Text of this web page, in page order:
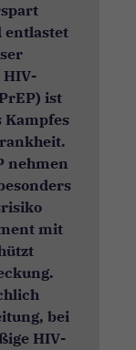
entlastet
HIV-
ist
Kampfes
nehmen
mit
bei
HIV-